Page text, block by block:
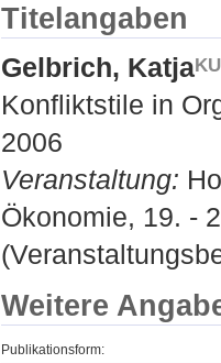
Titelangaben
Gelbrich, Katja
Konfliktstile in
2006
Veranstaltung:
Ökonomie, 19. -
Weitere
Publikationsform: